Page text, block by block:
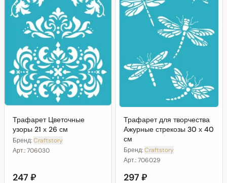
Трафарет Цветочные
узоры 21 х 26 см
Бренд:Craftstory
Арт.:706030
247 ₽
Трафарет для творчества
Ажурные стрекозы 30 х 40
см
Бренд:Craftstory
Арт.:706029
297 ₽